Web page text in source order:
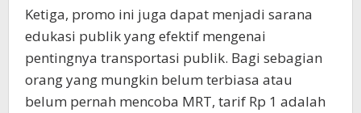
Ketiga, promo ini juga dapat menjadi sarana
edukasi publik yang efektif mengenai
pentingnya transportasi publik. Bagi sebagian
orang yang mungkin belum terbiasa atau
belum pernah mencoba MRT, tarif Rp 1 adalah